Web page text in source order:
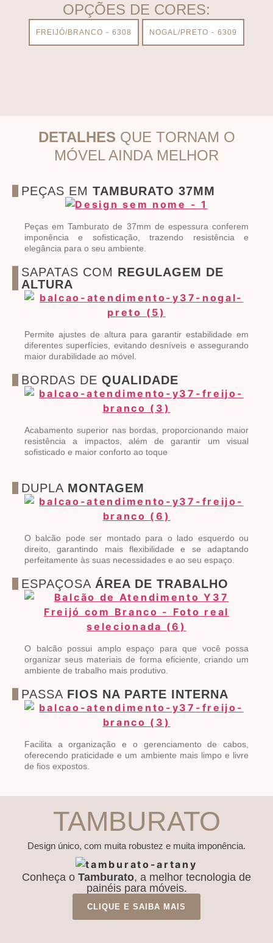
OPÇÕES DE CORES:
FREIJÓ/BRANCO - 6308 NOGAL/PRETO - 6309
DETALHES QUE TORNAM O
MÓVEL AINDA MELHOR
PEÇAS EM TAMBURATO 37MM
Peças em Tamburato de 37mm de espessura conferem
imponência e sofisticação, trazendo resistência e
elegância para o seu ambiente.
SAPATAS COM REGULAGEM DE
ALTURA
Permite ajustes de altura para garantir estabilidade em
diferentes superfícies, evitando desníveis e assegurando
maior durabilidade ao móvel.
BORDAS DE QUALIDADE
Acabamento superior nas bordas, proporcionando maior
resistência a impactos, além de garantir um visual
sofisticado e maior conforto ao toque
DUPLA MONTAGEM
O balcão pode ser montado para o lado esquerdo ou
direito, garantindo mais flexibilidade e se adaptando
perfeitamente às suas necessidades e ao seu espaço.
ESPAÇOSA ÁREA DE TRABALHO
O balcão possui amplo espaço para que você possa
organizar seus materiais de forma eficiente, criando um
ambiente de trabalho mais produtivo.
PASSA FIOS NA PARTE INTERNA
Facilita a organização e o gerenciamento de cabos,
oferecendo praticidade e um ambiente mais limpo e livre
de fios expostos.
TAMBURATO
Design único, com muita robustez e muita imponência.
Conheça o Tamburato, a melhor tecnologia de
painéis para móveis.
CLIQUE E SAIBA MAIS